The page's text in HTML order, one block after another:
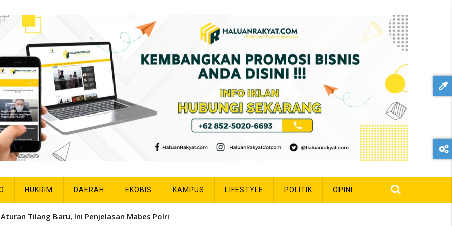
HUKRIM DAERAH EKOBIS KAMPUS LIFESTYLE POLITIK OPINI
Tilang Baru, Ini Penjelasan Mabes Polri